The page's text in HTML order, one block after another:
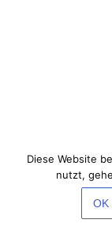
Diese Website
nutzt,
OK